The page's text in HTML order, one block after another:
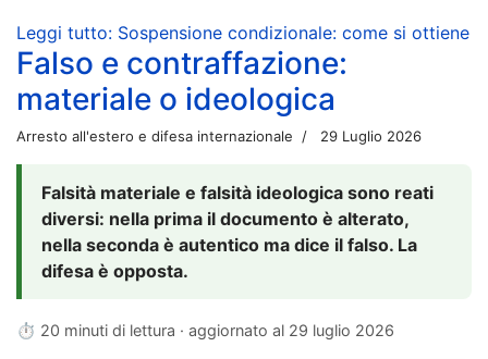
Leggi tutto: Sospensione condizionale: come si ottiene
Falso e contraffazione:
materiale o ideologica
Arresto all'estero e difesa internazionale 29 Luglio 2026
Falsità materiale e falsità ideologica sono reati
diversi: nella prima il documento è alterato,
nella seconda è autentico ma dice il falso. La
difesa è opposta.
⏱ 20 minuti di lettura · aggiornato al 29 luglio 2026